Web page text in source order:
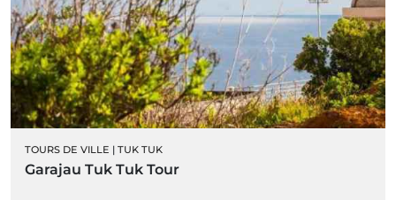
TOURS DE VILLE | TUK TUK
Garajau Tuk Tuk Tour